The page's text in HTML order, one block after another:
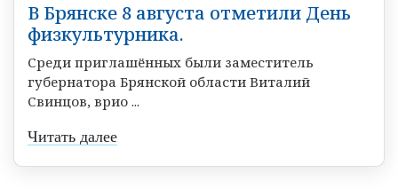
В Брянске 8 августа отметили День
физкультурника.
Среди приглашённых были заместитель
губернатора Брянской области Виталий
Свинцов, врио ...
Читать далее